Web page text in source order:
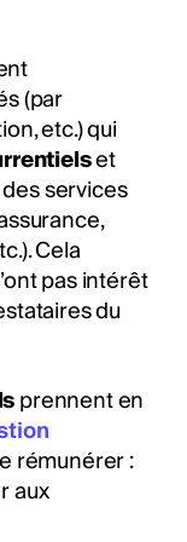
(par
etc.) qui
et
services
Cela
pas intérêt
du
prennent en
rémunérer :
aux